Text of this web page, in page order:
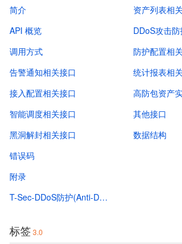
简介
API 概览
调用方式
资产列表相
防护配置相
告警通知相关接口
接入配置相关接口
智能调度相关接口
黑洞解封相关接口
统计报表相
高防包资产
其他接口
数据结构
错误码
附录
T-Sec-DDoS防护(Anti-DDoS) API 2025-09-03
标签3.0